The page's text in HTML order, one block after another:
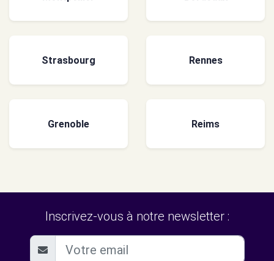
Strasbourg Rennes
Grenoble Reims
Inscrivez-vous à notre newsletter :